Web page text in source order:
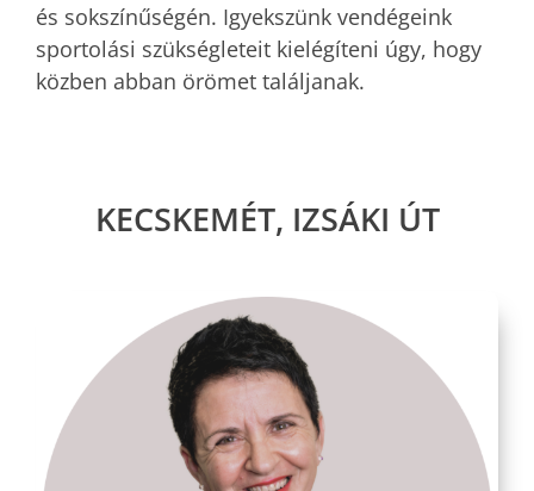
és sokszínűségén. Igyekszünk vendégeink
sportolási szükségleteit kielégíteni úgy, hogy
közben abban örömet találjanak.
KECSKEMÉT, IZSÁKI ÚT